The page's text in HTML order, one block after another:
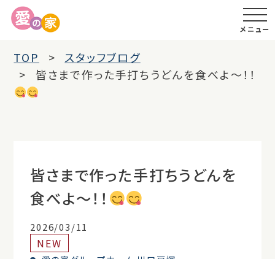
メニュー
TOP
スタッフブログ
皆さまで作った手打ちうどんを食べよ～！！
皆さまで作った手打ちうどんを
食べよ～！！
2026/03/11
NEW